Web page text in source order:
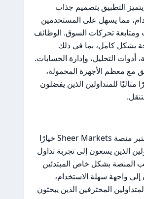
التطبيق بتصميم جذاب
مما يسهل على المستخدمين
ومتابعة تحركات السوق. الوظائف
بشكل كامل، بما في ذلك
أدوات التحليل، وإدارة الحسابات.
مع معظم الأجهزة المحمولة،
مثاليًا للمتداولين الذين يفضلون
بشكل عام، تُعتبر منصة Sheer Markets خيارًا
الذين يسعون إلى تجربة تداول
المنصة بشكل خاص المبتدئين
إلى واجهة سهلة الاستخدام،
المحترفين الذين يبحثون